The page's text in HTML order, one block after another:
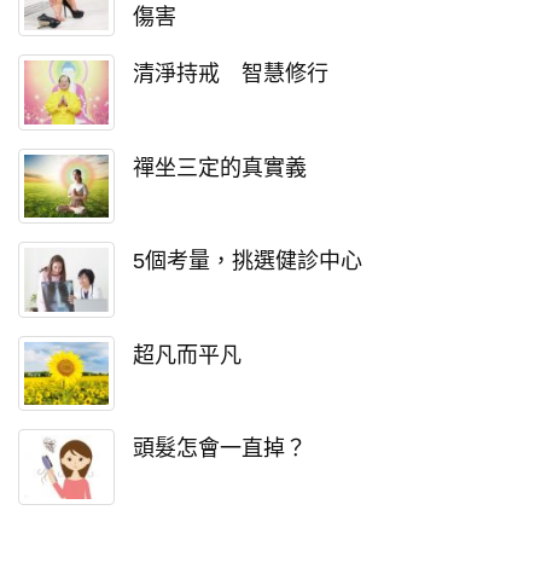
傷害
清淨持戒 智慧修行
禪坐三定的真實義
5個考量，挑選健診中心
超凡而平凡
頭髮怎會一直掉？